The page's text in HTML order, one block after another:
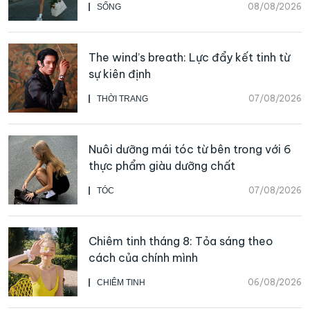
SỐNG 08/08/2026
THỜI TRANG 07/08/2026
The wind’s breath: Lực đẩy kết tinh từ
sự kiên định
TÓC 07/08/2026
Nuôi dưỡng mái tóc từ bên trong với 6
thực phẩm giàu dưỡng chất
CHIÊM TINH 06/08/2026
Chiêm tinh tháng 8: Tỏa sáng theo
cách của chính mình